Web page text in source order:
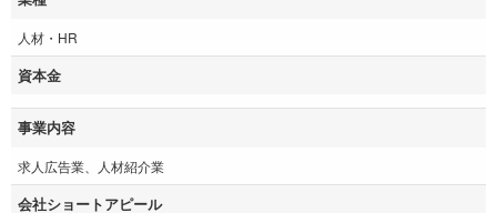
人材・HR
資本金
事業内容
求人広告業、人材紹介業
会社ショートアピール